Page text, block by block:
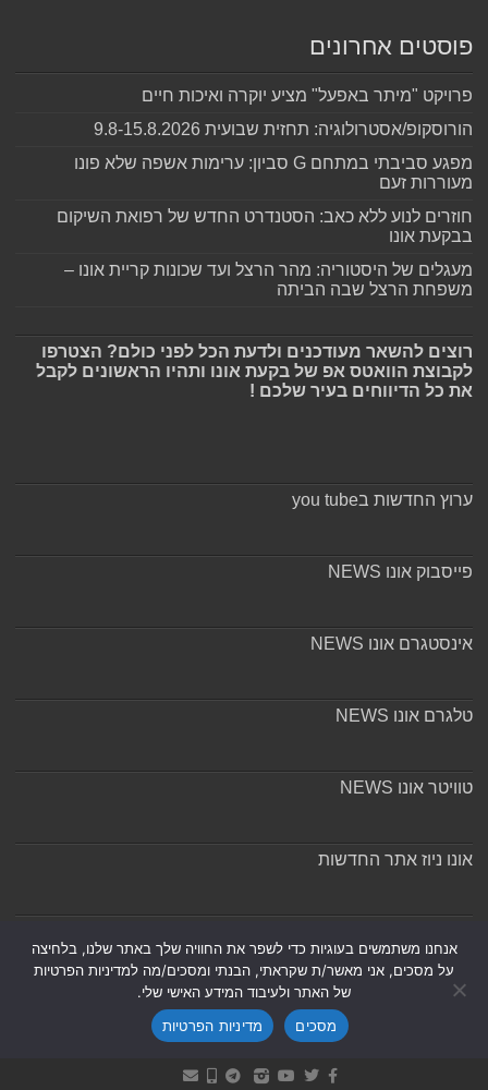
פוסטים אחרונים
פרויקט "מיתר באפעל" מציע יוקרה ואיכות חיים
הורוסקופ/אסטרולוגיה: תחזית שבועית 9.8-15.8.2026
מפגע סביבתי במתחם G סביון: ערימות אשפה שלא פונו
מעוררות זעם
חוזרים לנוע ללא כאב: הסטנדרט החדש של רפואת השיקום
בבקעת אונו
מעגלים של היסטוריה: מהר הרצל ועד שכונות קריית אונו –
משפחת הרצל שבה הביתה
רוצים להשאר מעודכנים ולדעת הכל לפני כולם? הצטרפו
לקבוצת הוואטס אפ של בקעת אונו ותהיו הראשונים לקבל
את כל הדיווחים בעיר שלכם !
ערוץ החדשות בyou tube
פייסבוק אונו NEWS
אינסטגרם אונו NEWS
טלגרם אונו NEWS
טוויטר אונו NEWS
אונו ניוז אתר החדשות
אנחנו משתמשים בעוגיות כדי לשפר את החוויה שלך באתר שלנו, בלחיצה
על מסכים, אני מאשר/ת שקראתי, הבנתי ומסכים/מה למדיניות הפרטיות
של האתר ולעיבוד המידע האישי שלי.
מסכים
מדיניות הפרטיות